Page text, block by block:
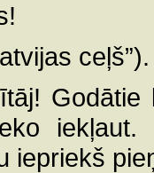
ceļš”).
iepriekš